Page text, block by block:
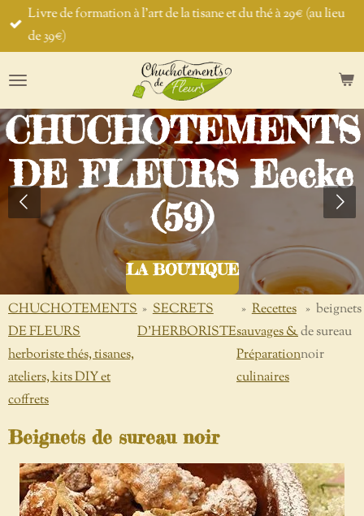
Passer
principal
Livre de formation à l'art de la tisane et du thé à 29€ (au lieu
de 39€)
CHUCHOTEMENTS
DE FLEURS Eecke
(59)
LA BOUTIQUE
CHUCHOTEMENTS
DE FLEURS
herboriste thés, tisanes,
ateliers, kits DIY et
coffrets
» SECRETS
D'HERBORISTE
» Recettes
sauvages &
Préparation
culinaires
» beignets
de sureau
noir
Beignets de sureau noir